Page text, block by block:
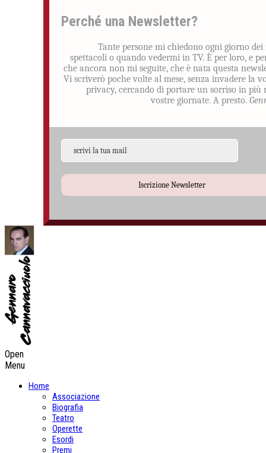
Perché una Newsletter?
Tante persone mi chiedono ogni giorno dei
spettacoli o quando vedermi in TV. È per loro, e
che ancora non mi seguite, che è nata questa
Vi scriverò poche volte al mese, senza invadere la
privacy, cercando di portare un sorriso in più
vostre giornate. A presto.
Iscrizione Newsletter
Open
Menu
Home
Associazione
Biografia
Teatro
Operette
Esordi
Premi